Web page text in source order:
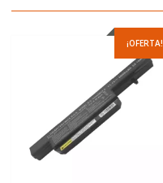
¡OFERTA!